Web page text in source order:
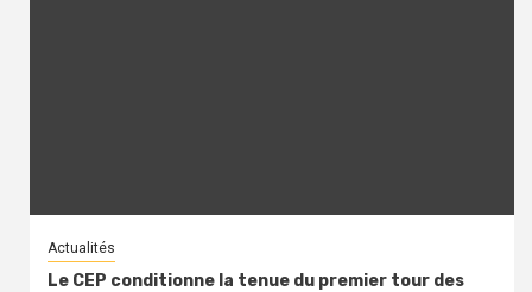
Actualités
Le CEP conditionne la tenue du premier tour des